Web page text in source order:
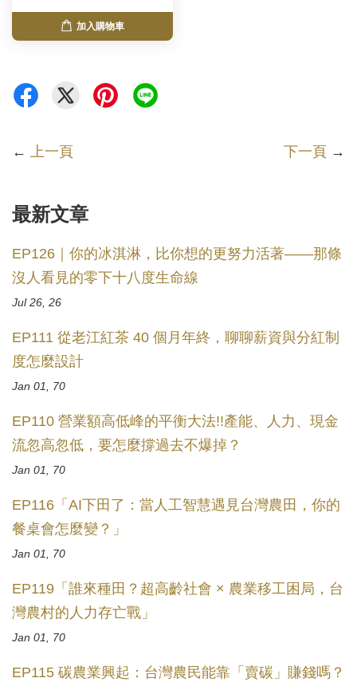
加入購物車
← 上一頁 下一頁 →
最新文章
EP126｜你的冰淇淋，比你想的更努力活著——那條
沒人看見的零下十八度生命線
Jul 26, 26
EP111 從老江紅茶 40 個月年終，聊聊薪資與分紅制
度怎麼設計
Jan 01, 70
EP110 營業額高低峰的平衡大法!!產能、人力、現金
流忽高忽低，要怎麼撐過去不爆掉？
Jan 01, 70
EP116「AI下田了：當人工智慧遇見台灣農田，你的
餐桌會怎麼變？」
Jan 01, 70
EP119「誰來種田？超高齡社會 × 農業移工困局，台
灣農村的人力存亡戰」
Jan 01, 70
EP115 碳農業興起：台灣農民能靠「賣碳」賺錢嗎？